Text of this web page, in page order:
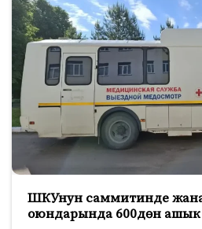
ШКУнун саммитинде
оюндарында 600дөн